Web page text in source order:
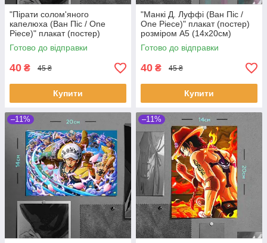
"Пірати солом'яного
капелюха (Ван Піс / One
Piece)" плакат (постер)
розміром А5 (20х14см)
Готово до відправки
40 ₴ 45 ₴
Купити
"Манкі Д. Луффі (Ван Піс /
One Piece)" плакат (постер)
розміром А5 (14х20см)
Готово до відправки
40 ₴ 45 ₴
Купити
–11% –11%